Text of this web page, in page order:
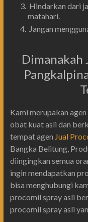
Hindarkan dari
matahari.
Jangan
Dimanakah
Kami merupakan
obat kuat asli dan
tempat agen Jual
Bangka Belitung,
diingingkan semua
ingin mendapatkan
bisa menghubungi
procomil spray asli
procomil spray asli